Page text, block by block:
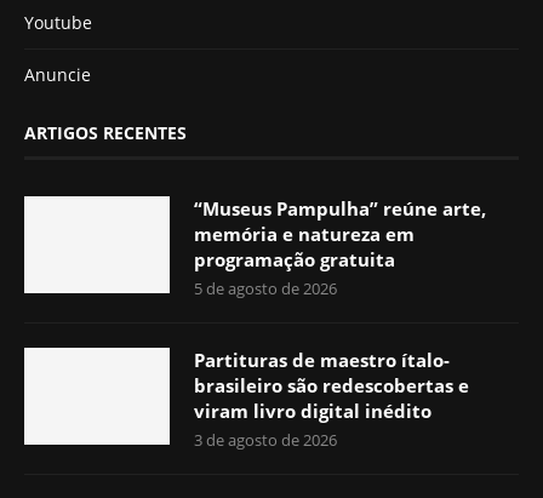
Youtube
Anuncie
ARTIGOS RECENTES
“Museus Pampulha” reúne arte,
memória e natureza em
programação gratuita
5 de agosto de 2026
Partituras de maestro ítalo-
brasileiro são redescobertas e
viram livro digital inédito
3 de agosto de 2026